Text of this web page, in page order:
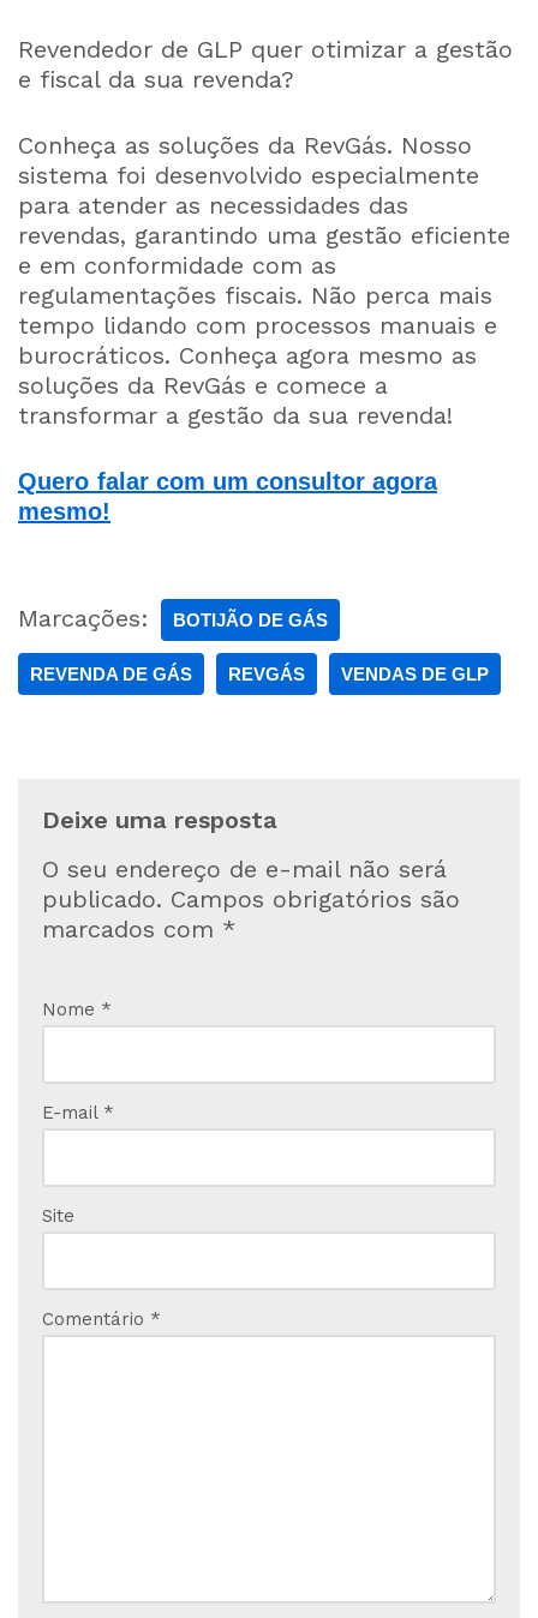
Revendedor de GLP quer otimizar a gestão
e fiscal da sua revenda?
Conheça as soluções da RevGás. Nosso
sistema foi desenvolvido especialmente
para atender as necessidades das
revendas, garantindo uma gestão eficiente
e em conformidade com as
regulamentações fiscais. Não perca mais
tempo lidando com processos manuais e
burocráticos. Conheça agora mesmo as
soluções da RevGás e comece a
transformar a gestão da sua revenda!
Quero falar com um consultor agora
mesmo!
Marcações: BOTIJÃO DE GÁS
REVENDA DE GÁS REVGÁS VENDAS DE GLP
Deixe uma resposta
O seu endereço de e-mail não será
publicado. Campos obrigatórios são
marcados com *
Nome *
E-mail *
Site
Comentário *